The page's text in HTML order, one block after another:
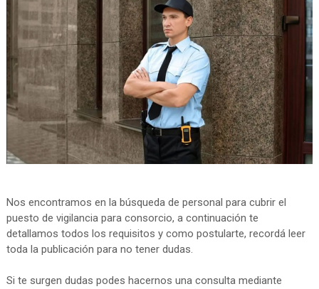
Nos encontramos en la búsqueda de personal para cubrir el
puesto de vigilancia para consorcio, a continuación te
detallamos todos los requisitos y como postularte, recordá leer
toda la publicación para no tener dudas.
Si te surgen dudas podes hacernos una consulta mediante